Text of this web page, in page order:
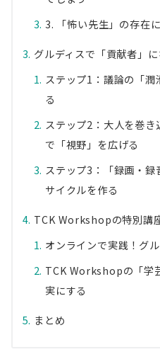
3. 「怖い先生」の存在
グルディスで「貢献者」
ステップ1：議論の「潤
る
ステップ2：大人を巻き
で「視野」を広げる
ステップ3：「録画・
サイクルを作る
TCK Workshopの特別講
オンラインで実践！グ
TCK Workshopの「学
実にする
まとめ